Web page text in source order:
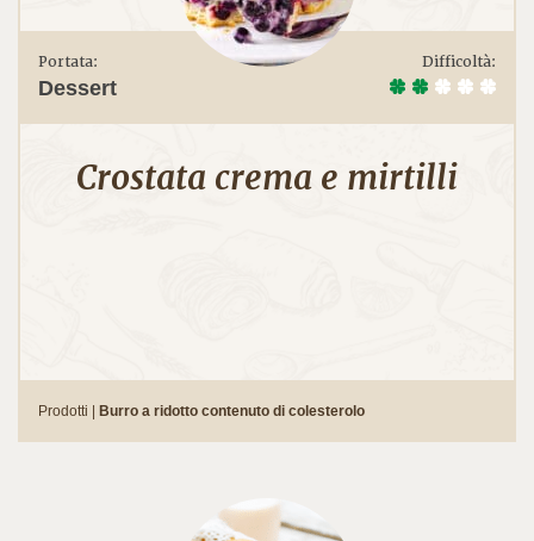
Portata:
Dessert
Difficoltà:
Crostata crema e mirtilli
Prodotti | Burro a ridotto contenuto di colesterolo